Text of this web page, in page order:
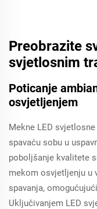
Preobrazite
svjetlosnim
Poticanje
osvjetljenjem
Mekne LED
spavaću sobu u
poboljšanje kvalitete
mekom osvjetljenju u
spavanja,
Uključivanjem LED